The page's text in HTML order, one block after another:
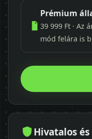
Prémium
39 999 Ft · Az
mód felára is
Hivatalos